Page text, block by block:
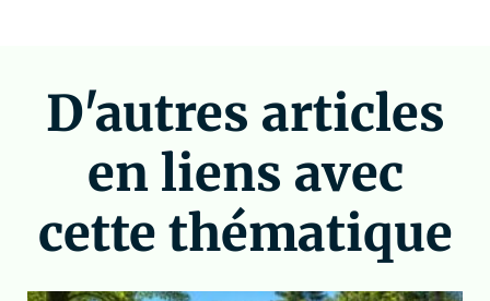
D'autres articles
en liens avec
cette thématique